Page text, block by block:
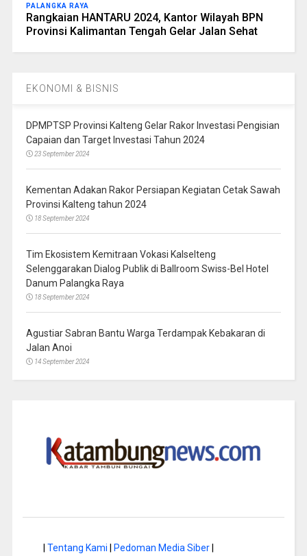
PALANGKA RAYA
Rangkaian HANTARU 2024, Kantor Wilayah BPN
Provinsi Kalimantan Tengah Gelar Jalan Sehat
EKONOMI & BISNIS
DPMPTSP Provinsi Kalteng Gelar Rakor Investasi Pengisian
Capaian dan Target Investasi Tahun 2024
23 September 2024
Kementan Adakan Rakor Persiapan Kegiatan Cetak Sawah
Provinsi Kalteng tahun 2024
18 September 2024
Tim Ekosistem Kemitraan Vokasi Kalselteng
Selenggarakan Dialog Publik di Ballroom Swiss-Bel Hotel
Danum Palangka Raya
18 September 2024
Agustiar Sabran Bantu Warga Terdampak Kebakaran di
Jalan Anoi
14 September 2024
Tentang Kami Pedoman Media Siber|